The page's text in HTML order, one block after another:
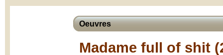
Oeuvres
Madame full of shit